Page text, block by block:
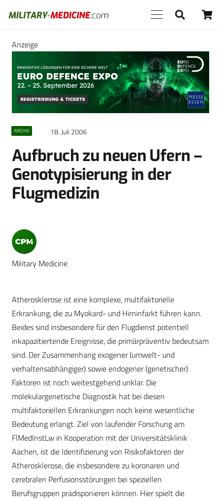
Anzeige
ARCHIV 18. Juli 2006
Aufbruch zu neuen Ufern –
Genotypisierung in der
Flugmedizin
Military Medicine
Atherosklerose ist eine komplexe, multifaktorielle
Erkrankung, die zu Myokard- und Hirninfarkt führen kann.
Beides sind insbesondere für den Flugdienst potentiell
inkapazitiertende Ereignisse, die primärpräventiv bedeutsam
sind. Der Zusammenhang exogener (umwelt- und
verhaltensabhängiger) sowie endogener (genetischer)
Faktoren ist noch weitestgehend unklar. Die
molekulargenetische Diagnostik hat bei diesen
multifaktoriellen Erkrankungen noch keine wesentliche
Bedeutung erlangt. Ziel von laufender Forschung am
FlMedInstLw in Kooperation mit der Universitätsklinik
Aachen, ist die Identifizierung von Risikofaktoren der
Atherosklerose, die insbesondere zu koronaren und
cerebralen Perfusionsstörungen bei speziellen
Berufsgruppen prädisponieren können. Hier spielt die